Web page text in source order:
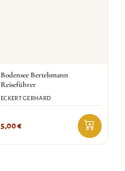
Bodensee Bertelsmann
Reiseführer
ECKERT GERHARD
5,00€